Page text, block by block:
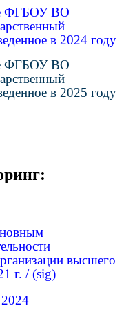
ФГБОУ ВО
в 2024 году
ФГБОУ ВО
в 2025 году
высшего
г. /(sig)